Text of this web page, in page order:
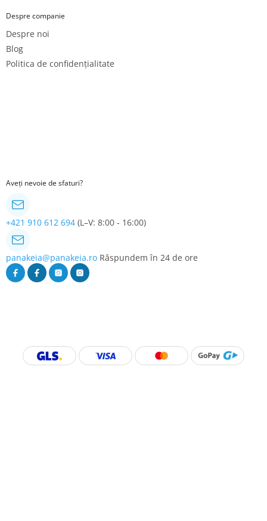
Despre companie
Despre noi
Blog
Politica de confidențialitate
Aveți nevoie de sfaturi?
+421 910 612 694 (L–V: 8:00 - 16:00)
panakeia@panakeia.ro Răspundem în 24 de ore